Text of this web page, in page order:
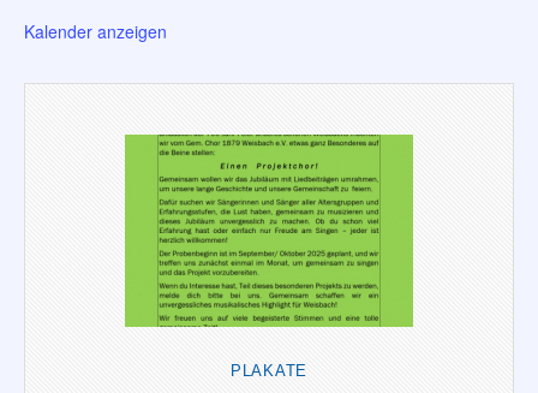
Kalender anzeigen
PLAKATE